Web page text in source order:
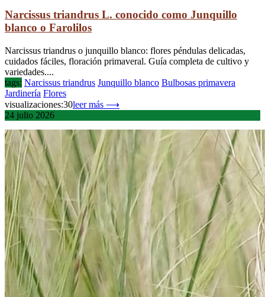
Narcissus triandrus L. conocido como Junquillo
blanco o Farolilos
Narcissus triandrus o junquillo blanco: flores péndulas delicadas,
cuidados fáciles, floración primaveral. Guía completa de cultivo y
variedades....
tags: Narcissus triandrus Junquillo blanco Bulbosas primavera
Jardinería Flores
visualizaciones:30leer más ⟶
24 julio 2026